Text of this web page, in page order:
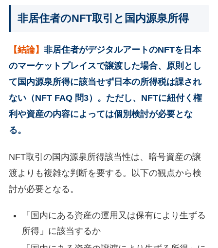
非居住者のNFT取引と国内源泉所得
【結論】 非居住者がデジタルアートのNFTを日本
のマーケットプレイスで譲渡した場合、原則とし
て国内源泉所得に該当せず日本の所得税は課され
ない（NFT FAQ 問3）。ただし、NFTに紐付く権
利や資産の内容によっては個別検討が必要とな
る。
NFT取引の国内源泉所得該当性は、暗号資産の譲
渡よりも複雑な判断を要する。以下の観点から検
討が必要となる。
「国内にある資産の運用又は保有により生ずる
所得」に該当するか